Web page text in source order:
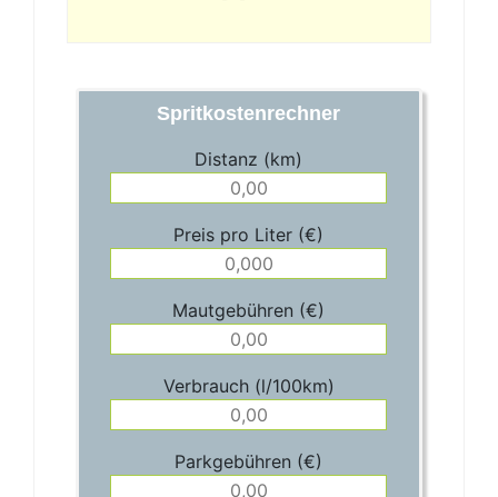
Spritkostenrechner
Distanz (km)
Preis pro Liter (€)
Mautgebühren (€)
Verbrauch (l/100km)
Parkgebühren (€)